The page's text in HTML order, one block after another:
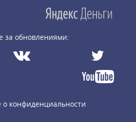
за обновлениями:
о конфиденциальности